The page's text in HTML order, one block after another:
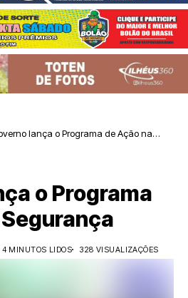
lança o Programa de Ação na
o Programa
4 MINUTOS LIDOS 328 VISUALIZAÇÕES